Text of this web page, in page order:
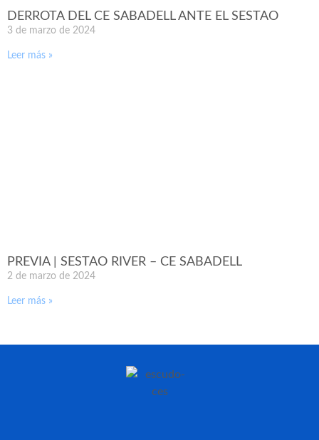
DERROTA DEL CE SABADELL ANTE EL SESTAO
3 de marzo de 2024
Leer más »
PREVIA | SESTAO RIVER – CE SABADELL
2 de marzo de 2024
Leer más »